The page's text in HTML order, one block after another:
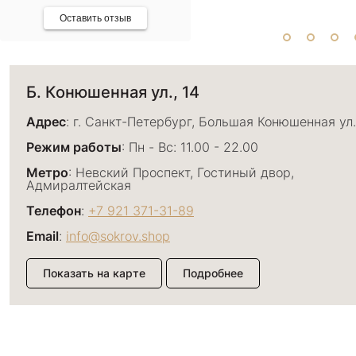
Оставить отзыв
Б. Конюшенная ул., 14
Адрес: г. Санкт-Петербург, Большая Конюшенная
Режим работы: Пн - Вс: 11.00 - 22.00
Метро: Невский Проспект, Гостиный двор,
Адмиралтейская
Телефон: +7 921 371-31-89
Email: info@sokrov.shop
Показать на карте Подробнее